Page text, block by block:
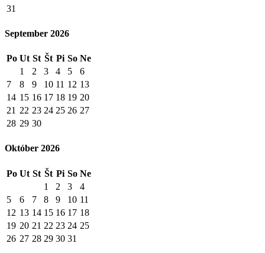
31
September 2026
Po Ut St Št Pi So Ne
1
2 3 4 5
6
7
8 9 10 11 12 13
14 15 16 17 18 19 20
21 22 23 24 25 26 27
28 29 30
Október 2026
Po Ut St Št Pi So Ne
1
2 3
4
5
6 7 8 9 10 11
12 13 14 15 16 17 18
19 20 21 22 23 24 25
26 27 28 29 30 31